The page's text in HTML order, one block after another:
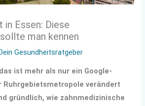
in Essen: Diese
man kennen
Gesundheitsratgeber
ist mehr als nur ein Google-
Ruhrgebietsmetropole verändert
gründlich, wie zahnmedizinische